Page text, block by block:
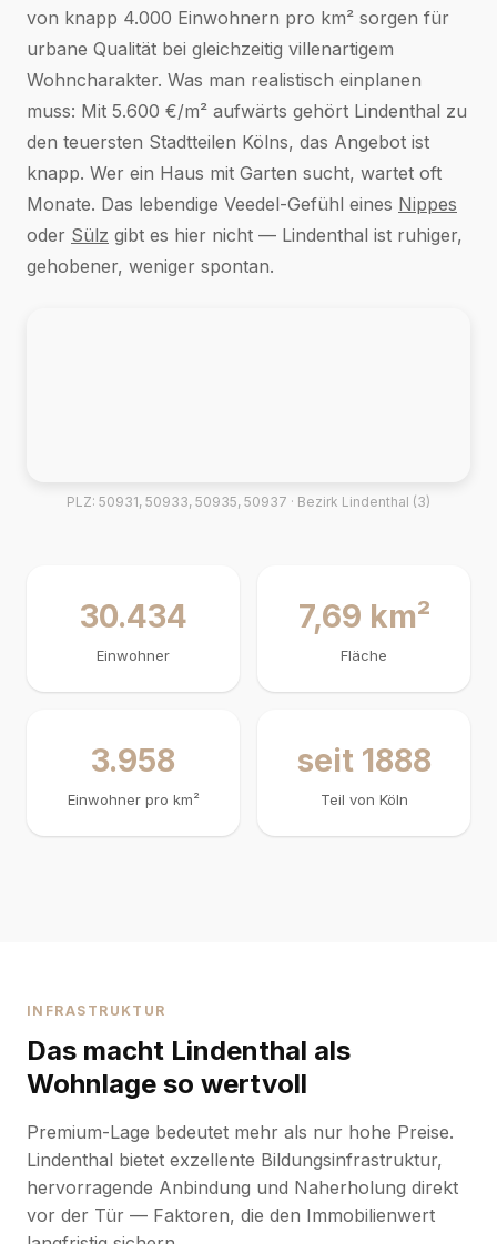
von knapp 4.000 Einwohnern pro km² sorgen für
urbane Qualität bei gleichzeitig villenartigem
Wohncharakter. Was man realistisch einplanen
muss: Mit 5.600 €/m² aufwärts gehört Lindenthal zu
den teuersten Stadtteilen Kölns, das Angebot ist
knapp. Wer ein Haus mit Garten sucht, wartet oft
Monate. Das lebendige Veedel-Gefühl eines Nippes
oder Sülz gibt es hier nicht — Lindenthal ist ruhiger,
gehobener, weniger spontan.
PLZ: 50931, 50933, 50935, 50937 · Bezirk Lindenthal (3)
30.434
Einwohner
7,69 km²
Fläche
3.958
Einwohner pro km²
seit 1888
Teil von Köln
INFRASTRUKTUR
Das macht Lindenthal als
Wohnlage so wertvoll
Premium-Lage bedeutet mehr als nur hohe Preise.
Lindenthal bietet exzellente Bildungsinfrastruktur,
hervorragende Anbindung und Naherholung direkt
vor der Tür — Faktoren, die den Immobilienwert